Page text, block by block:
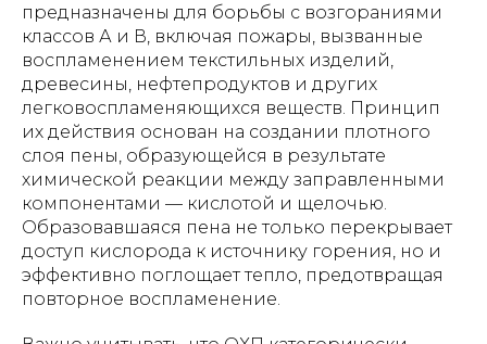
предназначены для борьбы с возгораниями
классов А и В, включая пожары, вызванные
воспламенением текстильных изделий,
древесины, нефтепродуктов и других
легковоспламеняющихся веществ. Принцип
их действия основан на создании плотного
слоя пены, образующейся в результате
химической реакции между заправленными
компонентами — кислотой и щелочью.
Образовавшаяся пена не только перекрывает
доступ кислорода к источнику горения, но и
эффективно поглощает тепло, предотвращая
повторное воспламенение.